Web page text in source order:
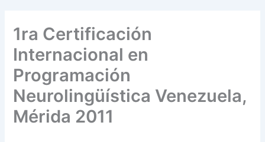
1ra Certificación
Internacional en
Programación
Neurolingüística Venezuela,
Mérida 2011